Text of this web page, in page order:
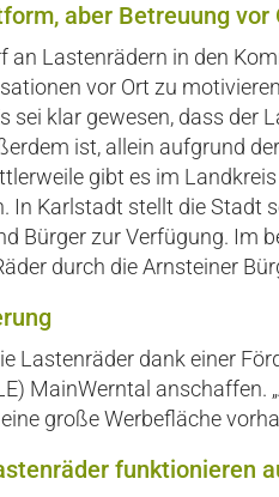
aber Betreuung vor
an Lastenrädern in den
vor Ort zu
sei klar gewesen, dass
ist, allein aufgrund
gibt es im
In Karlstadt stellt die Stadt
Bürger zur Verfügung. Im
durch die Arnsteiner
Lastenräder dank einer
MainWerntal
große Werbefläche
funktionieren